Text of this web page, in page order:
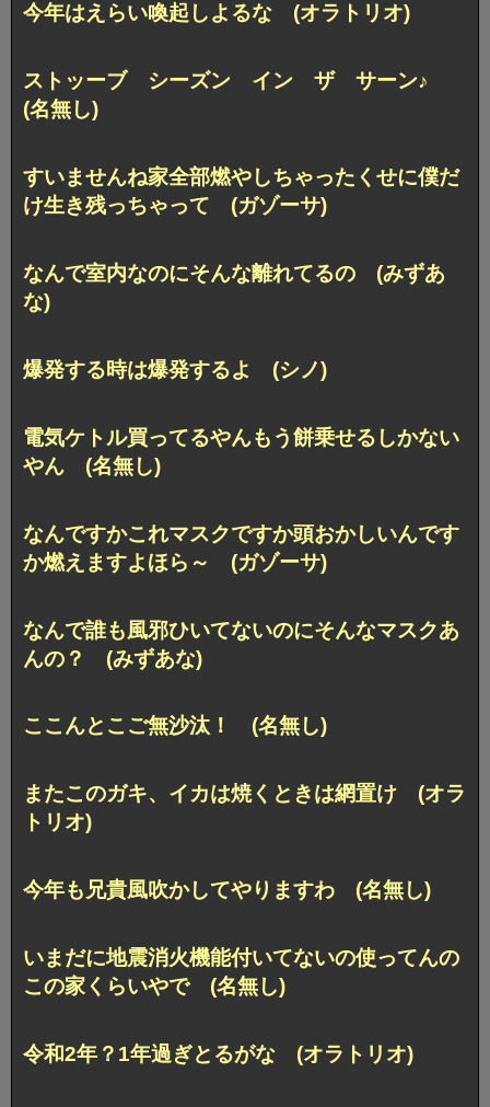
今年はえらい喚起しよるな (オラトリオ)
ストッーブ シーズン イン ザ サーン♪
(名無し)
すいませんね家全部燃やしちゃったくせに僕だ
け生き残っちゃって (ガゾーサ)
なんで室内なのにそんな離れてるの (みずあ
な)
爆発する時は爆発するよ (シノ)
電気ケトル買ってるやんもう餅乗せるしかない
やん (名無し)
なんですかこれマスクですか頭おかしいんです
か燃えますよほら～ (ガゾーサ)
なんで誰も風邪ひいてないのにそんなマスクあ
んの？ (みずあな)
ここんとこご無沙汰！ (名無し)
またこのガキ、イカは焼くときは網置け (オラ
トリオ)
今年も兄貴風吹かしてやりますわ (名無し)
いまだに地震消火機能付いてないの使ってんの
この家くらいやで (名無し)
令和2年？1年過ぎとるがな (オラトリオ)